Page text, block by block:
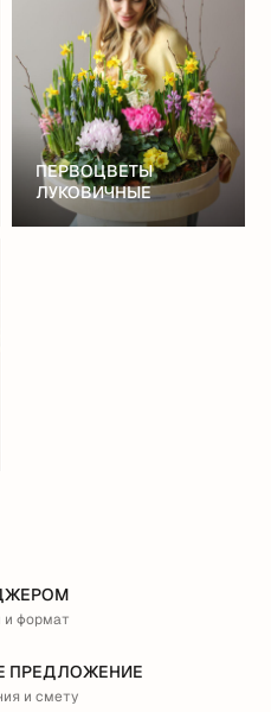
ПЕРВОЦВЕТЫ
ЛУКОВИЧНЫЕ
и формат
ПРЕДЛОЖЕНИЕ
и смету